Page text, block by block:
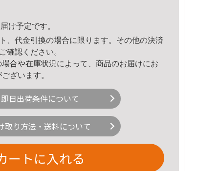
け予定です。
、代金引換の場合に限ります。その他の決済
確認ください。
合や在庫状況によって、商品のお届けにお
ざいます。
即日出荷条件について
取り方法・送料について
ートに入れる